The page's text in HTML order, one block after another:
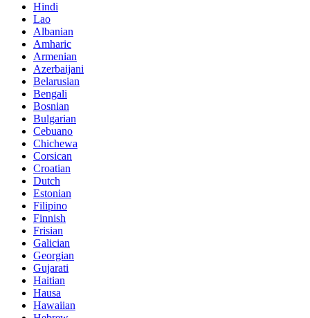
Hindi
Lao
Albanian
Amharic
Armenian
Azerbaijani
Belarusian
Bengali
Bosnian
Bulgarian
Cebuano
Chichewa
Corsican
Croatian
Dutch
Estonian
Filipino
Finnish
Frisian
Galician
Georgian
Gujarati
Haitian
Hausa
Hawaiian